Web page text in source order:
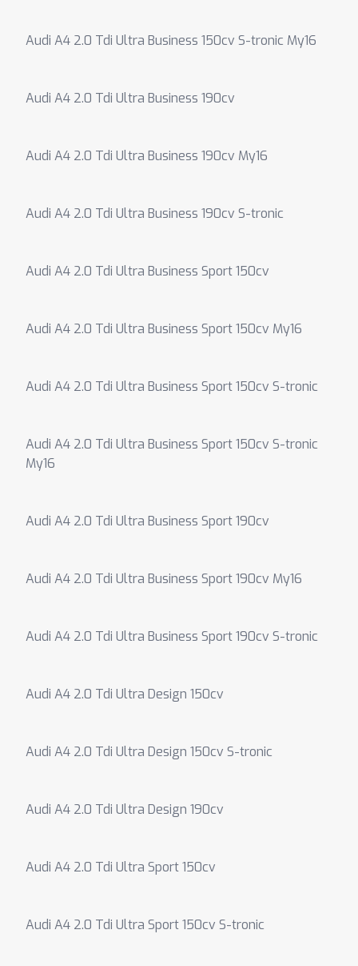
Audi A4 2.0 Tdi Ultra Business 150cv S-tronic My16
Audi A4 2.0 Tdi Ultra Business 190cv
Audi A4 2.0 Tdi Ultra Business 190cv My16
Audi A4 2.0 Tdi Ultra Business 190cv S-tronic
Audi A4 2.0 Tdi Ultra Business Sport 150cv
Audi A4 2.0 Tdi Ultra Business Sport 150cv My16
Audi A4 2.0 Tdi Ultra Business Sport 150cv S-tronic
Audi A4 2.0 Tdi Ultra Business Sport 150cv S-tronic
My16
Audi A4 2.0 Tdi Ultra Business Sport 190cv
Audi A4 2.0 Tdi Ultra Business Sport 190cv My16
Audi A4 2.0 Tdi Ultra Business Sport 190cv S-tronic
Audi A4 2.0 Tdi Ultra Design 150cv
Audi A4 2.0 Tdi Ultra Design 150cv S-tronic
Audi A4 2.0 Tdi Ultra Design 190cv
Audi A4 2.0 Tdi Ultra Sport 150cv
Audi A4 2.0 Tdi Ultra Sport 150cv S-tronic